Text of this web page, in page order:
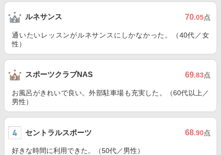
ルネサンス 70.05点
通いたいレッスンがルネサンスにしかなかった。（40代／女
性）
スポーツクラブNAS 69.83点
お風呂がきれいで良い。外部駐車場も充実した。（60代以上／
男性）
セントラルスポーツ 68.90点
好きな時間に利用できた。（50代／男性）